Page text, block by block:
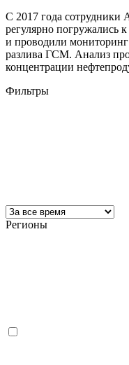
С 2017 года сотрудники
регулярно погружались
и проводили мониторинг
разлива ГСМ. Анализ
концентрации
Фильтры
Регионы